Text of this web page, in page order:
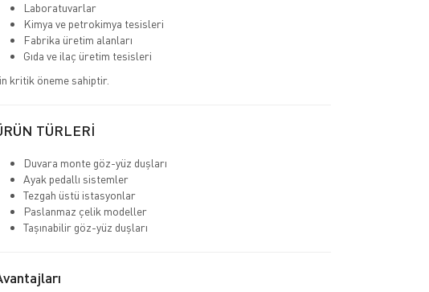
Laboratuvarlar
Kimya ve petrokimya tesisleri
Fabrika üretim alanları
Gıda ve ilaç üretim tesisleri
kritik öneme sahiptir.
TÜRLERİ
Duvara monte göz-yüz duşları
Ayak pedallı sistemler
Tezgah üstü istasyonlar
Paslanmaz çelik modeller
Taşınabilir göz-yüz duşları